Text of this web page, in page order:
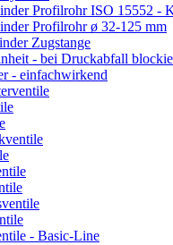
Profilrohr ISO 15552 -
Profilrohr ø 32-125 mm
Zugstange
- bei Druckabfall
- einfachwirkend
- Basic-Line